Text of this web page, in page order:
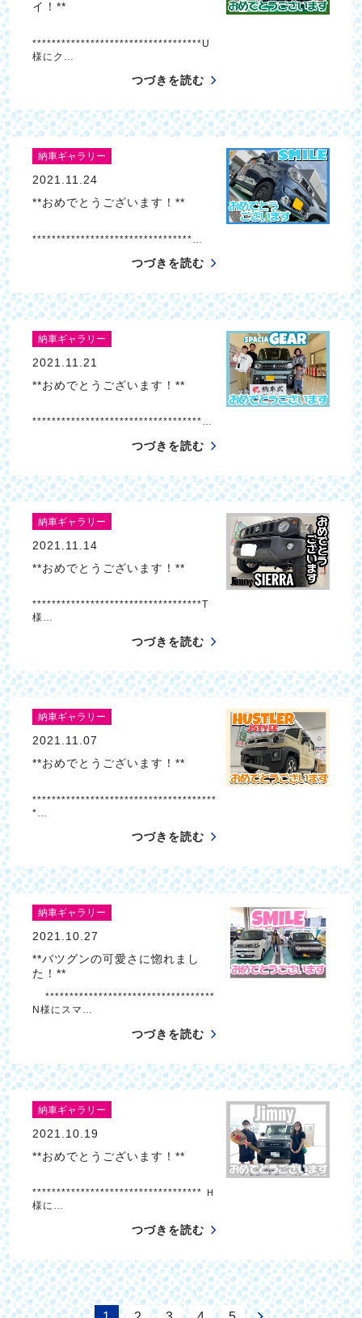
イ！**
***********************************U
様にク…
つづきを読む
納車ギャラリー
2021.11.24
**おめでとうございます！**
*********************************…
つづきを読む
納車ギャラリー
2021.11.21
**おめでとうございます！**
***********************************…
つづきを読む
納車ギャラリー
2021.11.14
**おめでとうございます！**
***********************************T
様…
つづきを読む
納車ギャラリー
2021.11.07
**おめでとうございます！**
**************************************
*…
つづきを読む
納車ギャラリー
2021.10.27
**バツグンの可愛さに惚れまし
た！**
***********************************
N様にスマ…
つづきを読む
納車ギャラリー
2021.10.19
**おめでとうございます！**
*********************************** Ｈ
様に…
つづきを読む